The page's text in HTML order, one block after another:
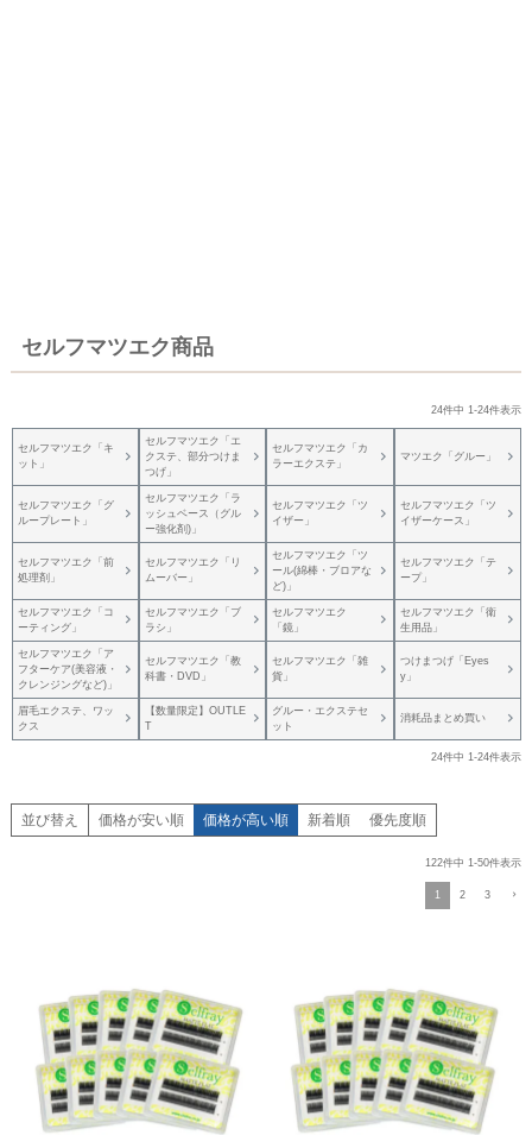
セルフマツエク商品
24件中 1-24件表示
セルフマツエク「キ
ット」
セルフマツエク「エ
クステ、部分つけま
つげ」
セルフマツエク「カ
ラーエクステ」
マツエク「グルー」
セルフマツエク「グ
ループレート」
セルフマツエク「ラ
ッシュベース（グル
ー強化剤)」
セルフマツエク「ツ
イザー」
セルフマツエク「ツ
イザーケース」
セルフマツエク「前
処理剤」
セルフマツエク「リ
ムーバー」
セルフマツエク「ツ
ール(綿棒・ブロアな
ど)」
セルフマツエク「テ
ープ」
セルフマツエク「コ
ーティング」
セルフマツエク「ブ
ラシ」
セルフマツエク
「鏡」
セルフマツエク「衛
生用品」
セルフマツエク「ア
フターケア(美容液・
クレンジングなど)」
セルフマツエク「教
科書・DVD」
セルフマツエク「雑
貨」
つけまつげ「Eyes
y」
眉毛エクステ、ワッ
クス
【数量限定】OUTLE
T
グルー・エクステセ
ット
消耗品まとめ買い
24件中 1-24件表示
並び替え 価格が安い順 価格が高い順 新着順 優先度順
122件中 1-50件表示
1 2 3